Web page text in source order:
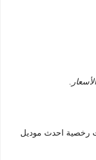
رخصية احدث موديل